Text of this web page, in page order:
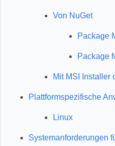
Von NuGet
Package
Package
Mit MSI Installer
Plattformspezifische
Linux
Systemanforderungen